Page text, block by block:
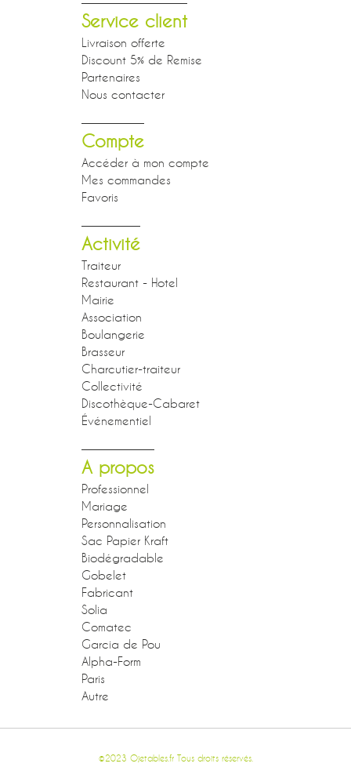
Service client
Livraison offerte
Discount 5% de Remise
Partenaires
Nous contacter
Compte
Accéder à mon compte
Mes commandes
Favoris
Activité
Traiteur
Restaurant - Hotel
Mairie
Association
Boulangerie
Brasseur
Charcutier-traiteur
Collectivité
Discothèque-Cabaret
Événementiel
A propos
Professionnel
Mariage
Personnalisation
Sac Papier Kraft
Biodégradable
Gobelet
Fabricant
Solia
Comatec
Garcia de Pou
Alpha-Form
Paris
Autre
©2023 Ojetables.fr Tous droits réservés.